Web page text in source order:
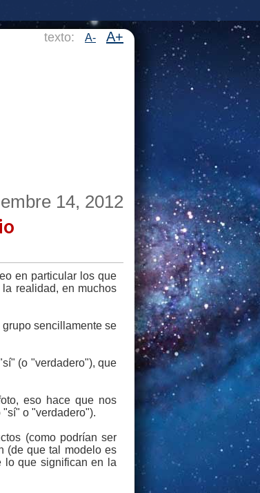
texto: A- A+
14, 2012
en particular los que
realidad, en muchos
sencillamente se
(o "verdadero"), que
eso hace que nos
o "verdadero").
(como podrían ser
(de que tal modelo es
lo que significan en la